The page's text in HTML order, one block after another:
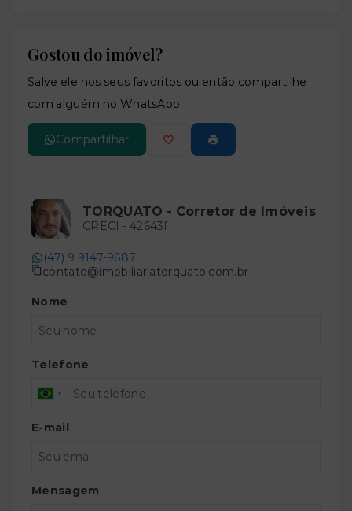
Gostou do imóvel?
Salve ele nos seus favoritos ou então compartilhe
com alguém no WhatsApp:
Compartilhar
TORQUATO - Corretor de Imóveis
CRECI - 42643f
(47) 9 9147-9687
contato@imobiliariatorquato.com.br
Nome
Telefone
E-mail
Mensagem